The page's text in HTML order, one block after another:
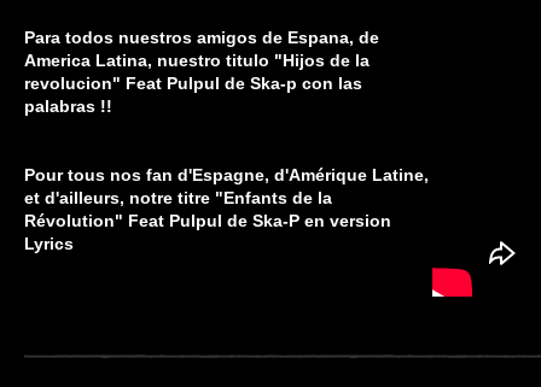
Para todos nuestros amigos de Espana, de
America Latina, nuestro titulo "Hijos de la
revolucion" Feat Pulpul de Ska-p con las
palabras !!
Pour tous nos fan d'Espagne, d'Amérique Latine,
et d'ailleurs, notre titre "Enfants de la
Révolution" Feat Pulpul de Ska-P en version
Lyrics